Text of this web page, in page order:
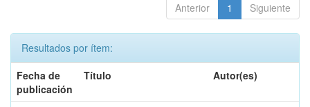
Anterior 1 Siguiente
Resultados por ítem:
Fecha de
publicación
Título Autor(es)